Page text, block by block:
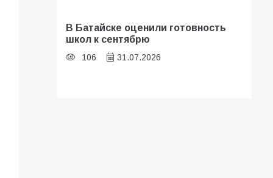
В Батайске оценили готовность
школ к сентябрю
106 31.07.2026